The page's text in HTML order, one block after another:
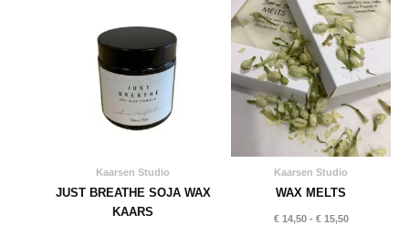
Kaarsen Studio
JUST BREATHE SOJA WAX
KAARS
Kaarsen Studio
WAX MELTS
€14,50 - €15,50Prijsklasse: